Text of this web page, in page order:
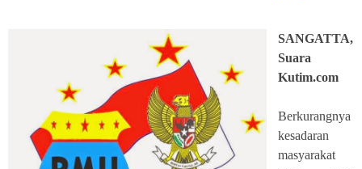
SANGATTA,
Suara
Kutim.com
Berkurangnya
kesadaran
masyarakat